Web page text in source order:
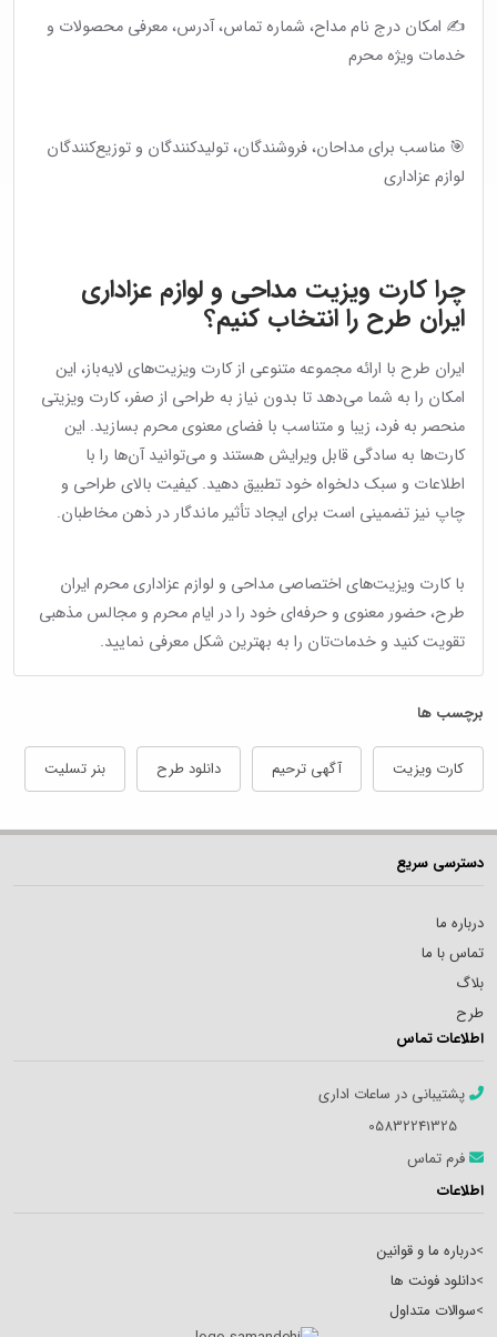
✍️ امکان درج نام مداح، شماره تماس، آدرس، معرفی محصولات و
خدمات ویژه محرم
🎯 مناسب برای مداحان، فروشندگان، تولیدکنندگان و توزیع‌کنندگان
لوازم عزاداری
چرا کارت ویزیت مداحی و لوازم عزاداری
ایران طرح را انتخاب کنیم؟
ایران طرح با ارائه مجموعه متنوعی از کارت ویزیت‌های لایه‌باز، این
امکان را به شما می‌دهد تا بدون نیاز به طراحی از صفر، کارت ویزیتی
منحصر به فرد، زیبا و متناسب با فضای معنوی محرم بسازید. این
کارت‌ها به سادگی قابل ویرایش هستند و می‌توانید آن‌ها را با
اطلاعات و سبک دلخواه خود تطبیق دهید. کیفیت بالای طراحی و
چاپ نیز تضمینی است برای ایجاد تأثیر ماندگار در ذهن مخاطبان.
با کارت ویزیت‌های اختصاصی مداحی و لوازم عزاداری محرم ایران
طرح، حضور معنوی و حرفه‌ای خود را در ایام محرم و مجالس مذهبی
تقویت کنید و خدمات‌تان را به بهترین شکل معرفی نمایید.
برچسب ها
کارت ویزیت آگهی ترحیم دانلود طرح بنر تسلیت
دسترسی سریع
درباره ما
تماس با ما
بلاگ
طرح
اطلاعات تماس
پشتیبانی در ساعات اداری
05832241325
فرم تماس
اطلاعات
>درباره ما و قوانین
>دانلود فونت ها
>سوالات متداول